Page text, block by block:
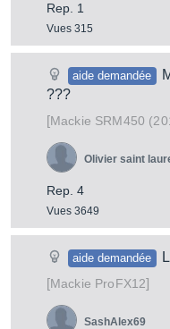
Rep. 1
Vues 315
aide demandée
???
[Mackie SRM450
Rep. 4
Vues 3649
Olivier saint
aide demandée
[Mackie ProFX12]
SashAlex69